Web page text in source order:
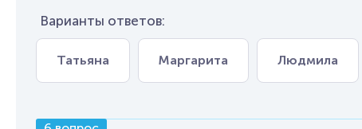
Варианты ответов:
Татьяна Маргарита Людмила